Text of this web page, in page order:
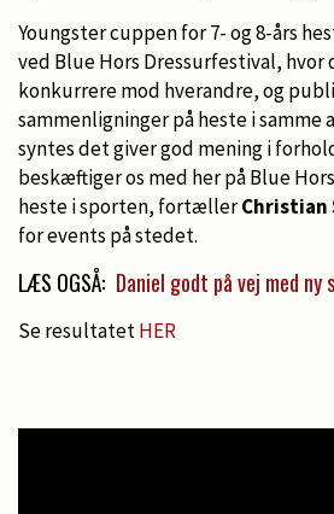
Youngster cuppen for 7- og 8-års
ved Blue Hors Dressurfestival, hvor
konkurrere mod hverandre, og
sammenligninger på heste i samme
syntes det giver god mening i
beskæftiger os med her på Blue
heste i sporten, fortællerChristian
for events på stedet.
LÆS OGSÅ: Daniel godt på vej med ny
Se resultatetHER